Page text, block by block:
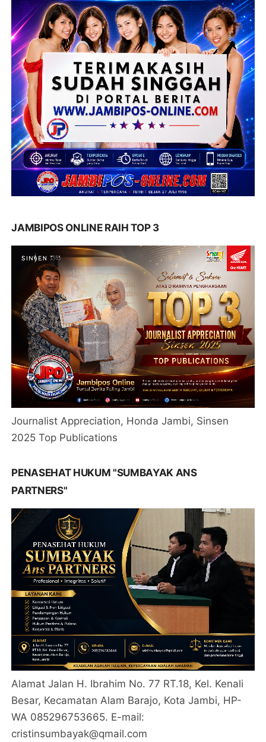
JAMBIPOS ONLINE RAIH TOP 3
Journalist Appreciation, Honda Jambi, Sinsen
2025 Top Publications
PENASEHAT HUKUM "SUMBAYAK ANS
PARTNERS"
Alamat Jalan H. Ibrahim No. 77 RT.18, Kel. Kenali
Besar, Kecamatan Alam Barajo, Kota Jambi, HP-
WA 085296753665. E-mail:
cristinsumbayak@qmail.com